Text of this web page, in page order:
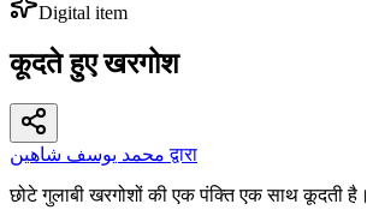
Digital item
कूदते हुए खरगोश
محمد يوسف شاهين द्वारा
छोटे गुलाबी खरगोशों की एक पंक्ति एक साथ कूदती है।